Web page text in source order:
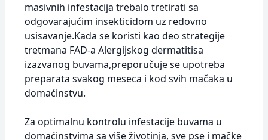
masivnih infestacija trebalo tretirati sa
odgovarajućim insekticidom uz redovno
usisavanje.Kada se koristi kao deo strategije
tretmana FAD-a Alergijskog dermatitisa
izazvanog buvama,preporučuje se upotreba
preparata svakog meseca i kod svih mačaka u
domaćinstvu.
Za optimalnu kontrolu infestacije buvama u
domaćinstvima sa više životinja, sve pse i mačke